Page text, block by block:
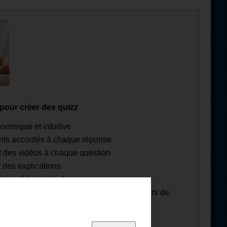
créer des quizz
et intuitive
accordés à chaque réponse
des vidéos à chaque question
des explications
confidentialité du quiz
pour ne jamais perdre un quizz en cours de